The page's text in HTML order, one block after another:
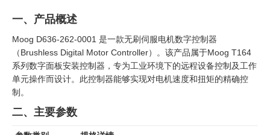
一、产品概述
Moog D636-262-0001 是一款无刷伺服电机数字控制器
（Brushless Digital Motor Controller）。该产品属于Moog T164
系列数字面板安装控制器，专为工业环境下的远程设备控制及工作
单元操作而设计。此控制器能够实现对电机速度和扭矩的精确控
制。
二、主要参数